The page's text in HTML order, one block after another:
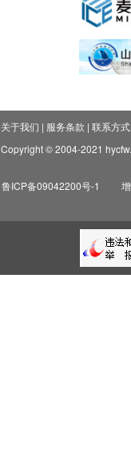
关于我们 | 服务条款 | 联系方式
Copyright © 2004-2021
鲁ICP备09042200号-1